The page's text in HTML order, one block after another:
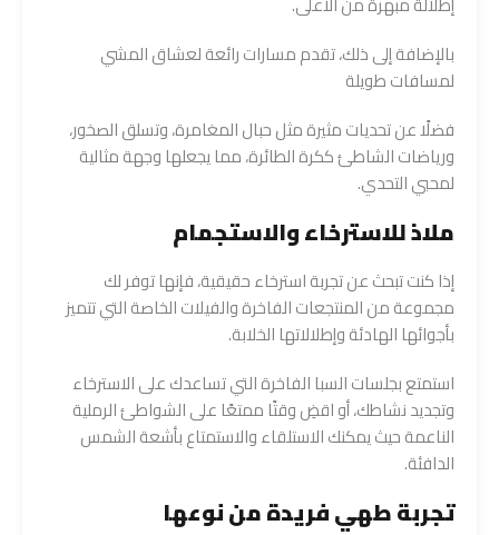
بالإضافة إلى ذلك، تقدم مسارات رائعة لعشاق المشي
لمسافات طويلة
فضلًا عن تحديات مثيرة مثل حبال المغامرة، وتسلق الصخور،
ورياضات الشاطئ ككرة الطائرة، مما يجعلها وجهة مثالية
لمحبي التحدي.
ملاذ للاسترخاء والاستجمام
إذا كنت تبحث عن تجربة استرخاء حقيقية، فإنها توفر لك
مجموعة من المنتجعات الفاخرة والفيلات الخاصة التي تتميز
بأجوائها الهادئة وإطلالاتها الخلابة.
استمتع بجلسات السبا الفاخرة التي تساعدك على الاسترخاء
وتجديد نشاطك، أو اقضِ وقتًا ممتعًا على الشواطئ الرملية
الناعمة حيث يمكنك الاستلقاء والاستمتاع بأشعة الشمس
الدافئة.
تجربة طهي فريدة من نوعها